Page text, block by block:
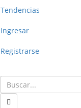
Tendencias
Ingresar
Registrarse